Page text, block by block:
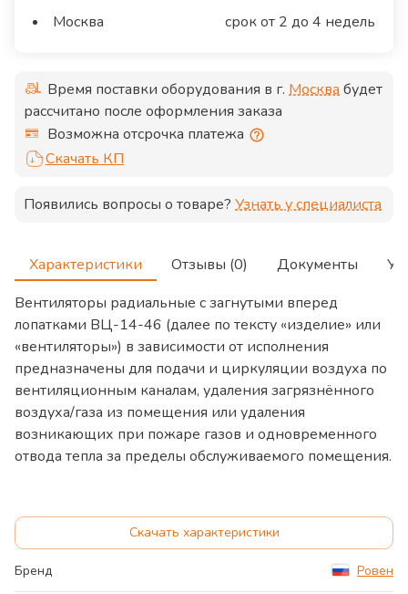
Москва
срок от 2 до 4 недель
Время поставки оборудования в г. Москвабудет
рассчитано после оформления заказа
Возможна отсрочка платежа
Скачать КП
Появились вопросы о товаре? Узнать у специалиста
Характеристики Отзывы (0) Документы
Вентиляторы радиальные с загнутыми вперед
лопатками ВЦ-14-46 (далее по тексту «изделие» или
«вентиляторы») в зависимости от исполнения
предназначены для подачи и циркуляции воздуха по
вентиляционным каналам, удаления загрязнённого
воздуха/газа из помещения или удаления
возникающих при пожаре газов и одновременного
отвода тепла за пределы обслуживаемого помещения.
Скачать характеристики
Бренд Ровен